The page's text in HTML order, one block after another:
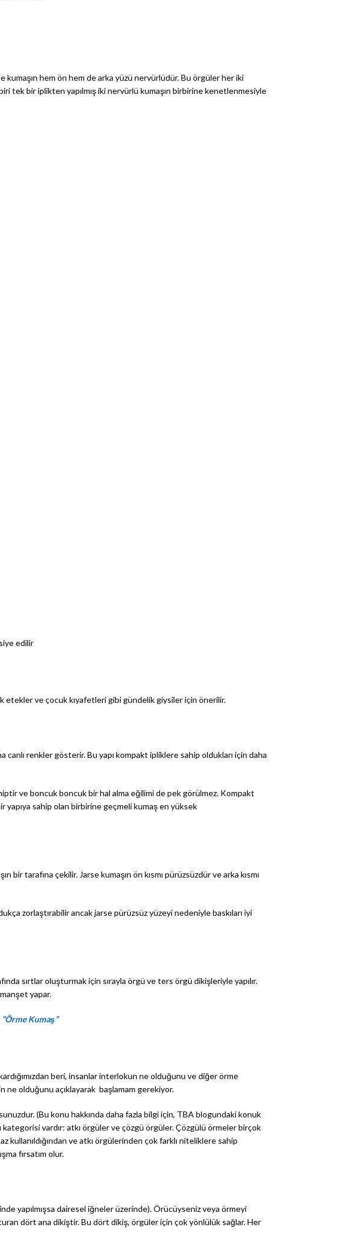
hem ön hem de arka yüzü nervürlüdür. Bu örgüler her iki
tek bir iplikten yapılmış iki nervürlü kumaşın birbirine kenetlenmesiyle
edilir
etekler ve çocuk kıyafetleri gibi gündelik giysiler için önerilir.
canlı renkler gösterir. Bu yapı kompakt ipliklere sahip oldukları için daha
ve boncuk boncuk bir hal alma eğilimi de pek görülmez. Kompakt
yapıya sahip olan birbirine geçmeli kumaş en yüksek
tarafına çekilir. Jarse kumaşın ön kısmı pürüzsüzdür ve arka kısmı
zorlaştırabilir ancak jarse pürüzsüz yüzeyi nedeniyle baskıları iyi
sırtlar oluşturmak için sırayla örgü ve ters örgü dikişleriyle yapılır.
yapar.
“Örme Kumaş”
beri, insanlar interlokun ne olduğunu ve diğer örme
ne olduğunu açıklayarak başlamam gerekiyor.
(Bu konu hakkında daha fazla bilgi için, TBA blogundaki konuk
kategorisi vardır: atkı örgüler ve çözgü örgüler. Çözgülü örmeler birçok
kullanıldığından ve atkı örgülerinden çok farklı niteliklere sahip
fırsatım olur.
yapılmışsa dairesel iğneler üzerinde). Örücüyseniz veya örmeyi
dört ana dikiştir. Bu dört dikiş, örgüler için çok yönlülük sağlar. Her